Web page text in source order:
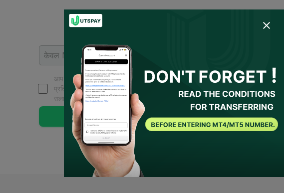
आप सहमत हो गए हैं उपयोग की शर्तें और गोपनीयता नीति
मैं सहमति देता/देती हूँ कि
प्रतिनिधि बने या मेरी ओर से ब्रोकर से संपर्क करे। यदि कोई आवश्यक शर्तें हों, तो UTSPAY
सलाहकार माना जाएगा।
जमा करें